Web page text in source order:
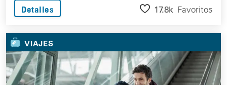
Detalles 17.8k Favoritos
VIAJES